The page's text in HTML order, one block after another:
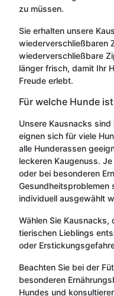
zu müssen.
Sie erhalten unsere
wiederverschließbaren
wiederverschließbare
länger frisch, damit Ihr
Freude erlebt.
Für welche Hunde
Unsere Kausnacks
eignen sich für viele
alle Hunderassen
leckeren Kaugenuss.
oder bei besonderen
Gesundheitsproblemen
individuell ausgewählt
Wählen Sie Kausnacks,
tierischen Lieblings
oder
Beachten Sie bei der
besonderen
Hundes und